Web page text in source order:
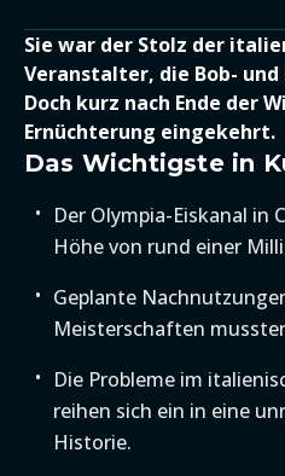
Sie war der Stolz der
Veranstalter, die Bob-
Doch kurz nach Ende der
Ernüchterung eingekehrt.
Das Wichtigste in
Der Olympia-Eiskanal in
Höhe von rund einer
Geplante
Meisterschaften
Die Probleme im
reihen sich ein in eine
Historie.